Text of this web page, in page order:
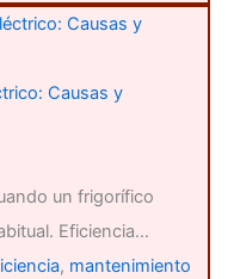
Causas y
un frigorífico
Eficiencia…
, mantenimiento